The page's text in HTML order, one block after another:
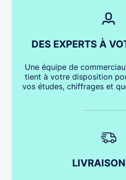
DES EXPERTS À
Une équipe de
tient à votre disposition
vos études, chiffrages et